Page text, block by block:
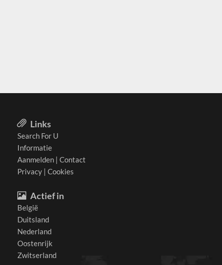
Links
Search For U
Informatie
Aanmelden | Contact
Privacy | Cookies
Actief in
België
Duitsland
Nederland
Oostenrijk
Zwitserland